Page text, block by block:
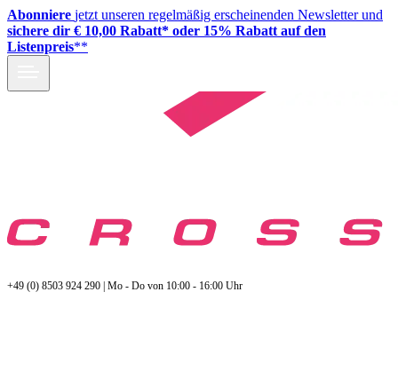
Abonniere jetzt unseren regelmäßig erscheinenden Newsletter und
sichere dir € 10,00 Rabatt* oder 15% Rabatt auf den
Listenpreis**
+49 (0) 8503 924 290 | Mo - Do von 10:00 - 16:00 Uhr